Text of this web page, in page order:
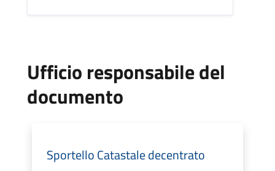
Ufficio responsabile del
documento
Sportello Catastale decentrato